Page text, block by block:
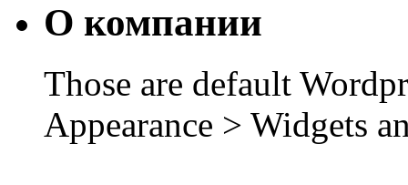
О компании
Those are default
Appearance > Widgets